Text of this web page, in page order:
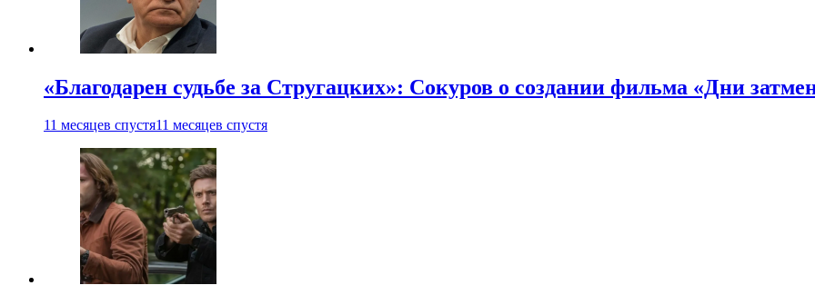
«Благодарен судьбе за Стругацких»: Сокуров о создании фильма «Дни
11 месяцев спустя11 месяцев спустя